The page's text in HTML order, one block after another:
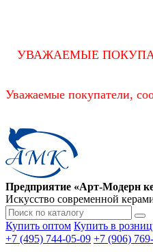
УВАЖАЕМЫЕ
Уважаемые покупатели,
Предприятие «Арт-Модерн
Искусство современной
Купить оптом Купить в
+7 (495) 744-05-09 +7 (906)